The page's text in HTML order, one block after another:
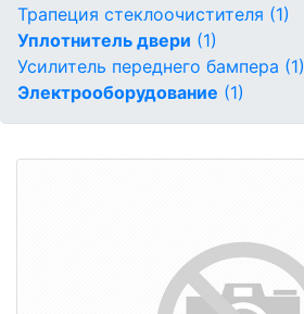
Трапеция стеклоочистителя (1)
Уплотнитель двери (1)
Усилитель переднего бампера (1)
Электрооборудование (1)